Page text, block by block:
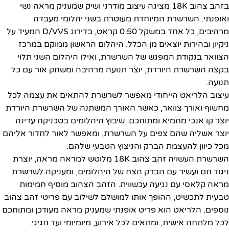
בזהב צהוב 18K מציגה עיצוב מודרני ושיק שמעניק מראה נשי
ואופנתי. השרשרת המיוחדת מעוטרת בשני יהלומי מעבדה
מרהיבים, כל אחד במשקל 0.50 קראט, בדירוג D/VVS המעיד על
ניקיון ובהירות יוצאים מן הכלל. היהלום הראשון ממוקם במרכז
הצוואר בנקודת המפגש של השרשרת, ואילו היהלום השני תלוי
בקצה השרשרת היורדת, יוצר תנועה מרהיבה ומשחק אור עם כל
תנועה.
עיצוב הלריאט הייחודי מאפשר לשרשרת להתאים את עצמה לכל
מחשוף ואורך צוואר, כאשר האורך המשתנה של השרשרת היורדת
יוצר קו אנכי מחמיא ומתוחכם. שיבוץ היהלומים בטכניקה עדינה
יוצר אשליה שהם צפים על השרשרת, ומאפשר לאור לחדור אליהם
מכל כיוון להעצמת הברק והניצוץ הטבעי שלהם.
השרשרת העשויה זהב צהוב 18K מלוטש למראה מראה, יוצרת
ניגוד חם ועשיר עם הברק הצח של היהלומים, ומעניקה לשרשרת
מראה קלאסי עם נגיעה עכשווית. הזהב הצהוב מוסיף חמימות
טבעית לתכשיט, ההופך אותו למושלם לשילוב עם פריטי זהב צהוב
נוספים. הלריאט הוא פריט אופנתי שמעניק מראה מעודכן ומתוחכם
לכל מלתחה אישית, ומתאים לכל אירוע, מיומיומי ועד חגיגי.